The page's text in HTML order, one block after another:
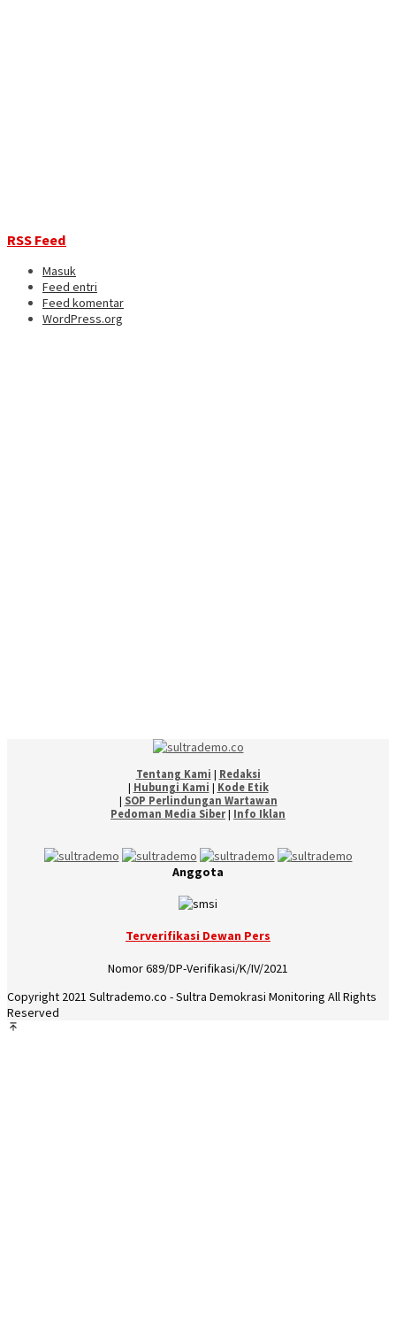
RSS Feed
Masuk
Feed entri
Feed komentar
WordPress.org
Tentang Kami | Redaksi
| Hubungi Kami | Kode Etik
| SOP Perlindungan Wartawan
Pedoman Media Siber| Info Iklan
Anggota
Terverifikasi Dewan Pers
Nomor 689/DP-Verifikasi/K/IV/2021
Copyright 2021 Sultrademo.co - Sultra Demokrasi Monitoring All Rights
Reserved